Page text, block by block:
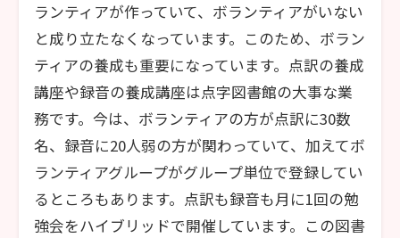
ランティアが作っていて、ボランティアがいない
と成り立たなくなっています。このため、ボラン
ティアの養成も重要になっています。点訳の養成
講座や録音の養成講座は点字図書館の大事な業
務です。今は、ボランティアの方が点訳に30数
名、録音に20人弱の方が関わっていて、加えてボ
ランティアグループがグループ単位で登録してい
るところもあります。点訳も録音も月に1回の勉
強会をハイブリッドで開催しています。この図書